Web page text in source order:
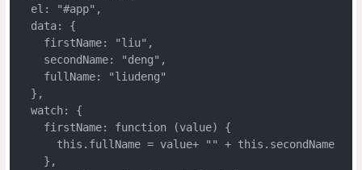
  el: "#app",
  data: {
    firstName: "liu",
    secondName: "deng",
    fullName: "liudeng"
  },
  watch: {
    firstName: function (value) {
      this.fullName = value+ "" + this.secondName
    },